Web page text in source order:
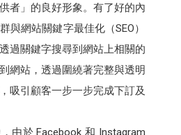
者」的良好形象。有了好的內
與網站關鍵字最佳化（SEO）
過關鍵字搜尋到網站上相關的
網站，透過圍繞著完整與透明
吸引顧客一步一步完成下訂及
由於 Facebook 和 Instagram